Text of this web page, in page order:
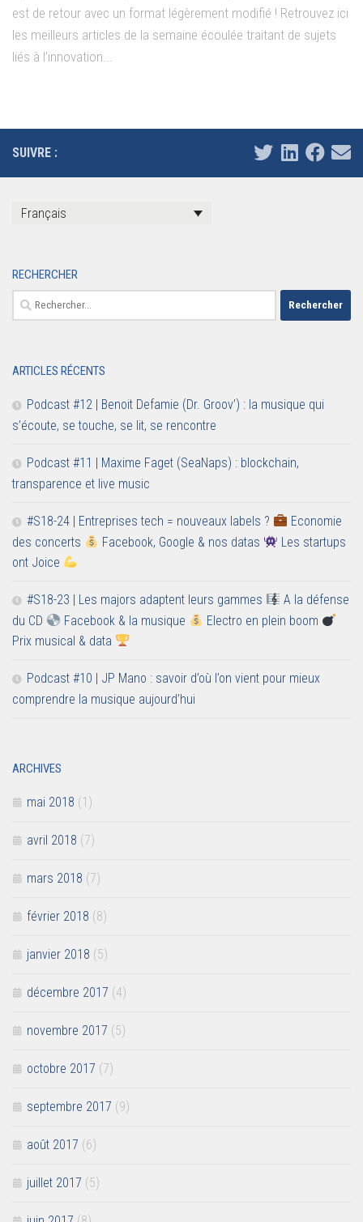
est de retour avec un format légèrement modifié ! Retrouvez ici
les meilleurs articles de la semaine écoulée traitant de sujets
liés à l’innovation...
SUIVRE :
Français
RECHERCHER
Rechercher :
ARTICLES RÉCENTS
Podcast #12 | Benoit Defamie (Dr. Groov’) : la musique qui
s’écoute, se touche, se lit, se rencontre
Podcast #11 | Maxime Faget (SeaNaps) : blockchain,
transparence et live music
#S18-24 | Entreprises tech = nouveaux labels ?
Economie
des concerts
Facebook, Google & nos datas
Les startups
ont Joice
#S18-23 | Les majors adaptent leurs gammes
A la défense
du CD
Facebook & la musique
Electro en plein boom
Prix musical & data
Podcast #10 | JP Mano : savoir d’où l’on vient pour mieux
comprendre la musique aujourd’hui
ARCHIVES
mai 2018 (1)
avril 2018 (7)
mars 2018 (7)
février 2018 (8)
janvier 2018 (5)
décembre 2017 (4)
novembre 2017 (5)
octobre 2017 (7)
septembre 2017 (9)
août 2017 (6)
juillet 2017 (5)